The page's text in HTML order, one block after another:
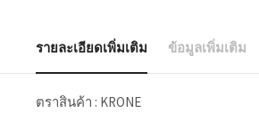
รายละเอียดเพิ่มเติม ข้อมูลเพิ่มเติม
ตราสินค้า : KRONE